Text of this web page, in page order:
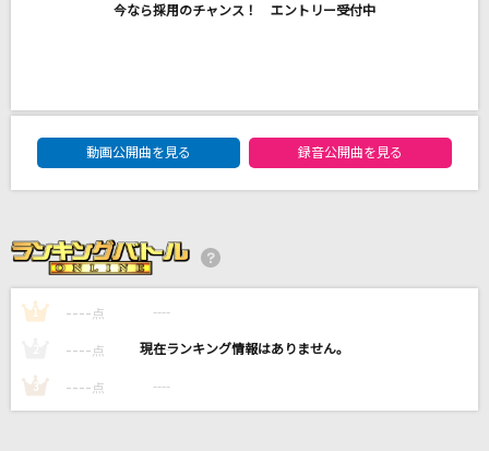
GAME IS OVER
桜島麻衣(CV:瀬戸麻沙美)、古賀朋絵(CV:東山奈央)、双葉理央(CV:種崎敦
美)、豊浜のどか(CV:内田真礼)、梓川かえで(CV:久保ユリカ)、牧之原翔子
(CV:水瀬いのり)
ワタリドリ
[Alexandros]
今なら採用のチャンス！ エントリー受付中
DAM★ともボーカルエントリーランキング
動画公開曲を見る
録音公開曲を見る
1 ---- 点 ----
---- 点 ----
3 ---- 点 ----